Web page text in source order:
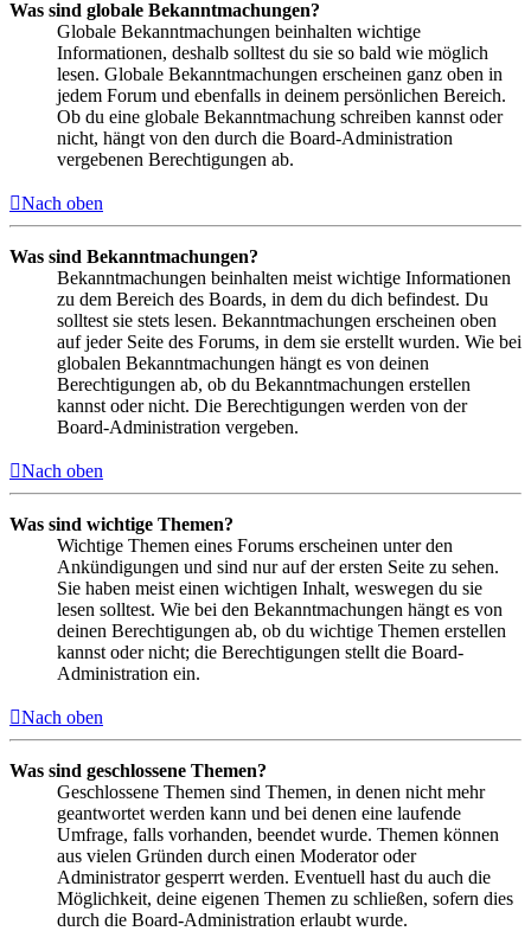
Was sind globale Bekanntmachungen?
Globale Bekanntmachungen beinhalten wichtige
Informationen, deshalb solltest du sie so bald wie möglich
lesen. Globale Bekanntmachungen erscheinen ganz oben in
jedem Forum und ebenfalls in deinem persönlichen Bereich.
Ob du eine globale Bekanntmachung schreiben kannst oder
nicht, hängt von den durch die Board-Administration
vergebenen Berechtigungen ab.
Nach oben
Was sind Bekanntmachungen?
Bekanntmachungen beinhalten meist wichtige Informationen
zu dem Bereich des Boards, in dem du dich befindest. Du
solltest sie stets lesen. Bekanntmachungen erscheinen oben
auf jeder Seite des Forums, in dem sie erstellt wurden. Wie bei
globalen Bekanntmachungen hängt es von deinen
Berechtigungen ab, ob du Bekanntmachungen erstellen
kannst oder nicht. Die Berechtigungen werden von der
Board-Administration vergeben.
Nach oben
Was sind wichtige Themen?
Wichtige Themen eines Forums erscheinen unter den
Ankündigungen und sind nur auf der ersten Seite zu sehen.
Sie haben meist einen wichtigen Inhalt, weswegen du sie
lesen solltest. Wie bei den Bekanntmachungen hängt es von
deinen Berechtigungen ab, ob du wichtige Themen erstellen
kannst oder nicht; die Berechtigungen stellt die Board-
Administration ein.
Nach oben
Was sind geschlossene Themen?
Geschlossene Themen sind Themen, in denen nicht mehr
geantwortet werden kann und bei denen eine laufende
Umfrage, falls vorhanden, beendet wurde. Themen können
aus vielen Gründen durch einen Moderator oder
Administrator gesperrt werden. Eventuell hast du auch die
Möglichkeit, deine eigenen Themen zu schließen, sofern dies
durch die Board-Administration erlaubt wurde.